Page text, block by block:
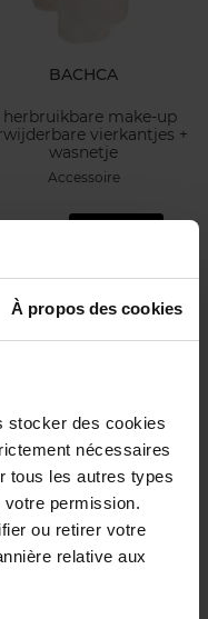
À propos des cookies
stocker des cookies
nécessaires
tous les autres types
permission.
ou retirer votre
relative aux
BACHCA
herbruikbare make-up
vierkantjes +
wasnetje
Accessoire
Exclusief
BACHCA
vierkantjes
make-up remover
Accessoire